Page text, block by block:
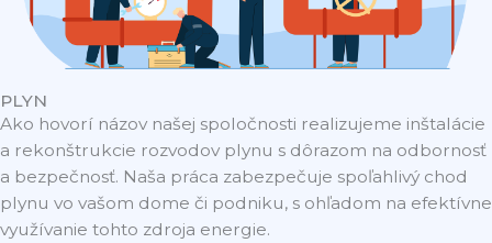
PLYN
Ako hovorí názov našej spoločnosti realizujeme inštalácie
a rekonštrukcie rozvodov plynu s dôrazom na odbornosť
a bezpečnosť. Naša práca zabezpečuje spoľahlivý chod
plynu vo vašom dome či podniku, s ohľadom na efektívne
využívanie tohto zdroja energie.